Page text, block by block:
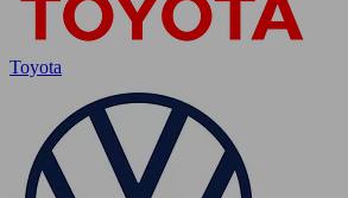
Toyota